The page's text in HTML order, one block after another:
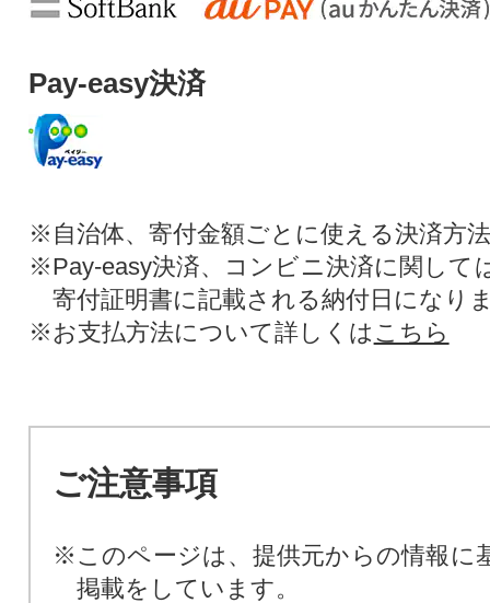
Pay-easy決済
※自治体、寄付金額ごとに使える決済方
※Pay-easy決済、コンビニ決済に関して
寄付証明書に記載される納付日になり
※お支払方法について詳しくは こちら
ご注意事項
※このページは、提供元からの情報に
掲載をしています。